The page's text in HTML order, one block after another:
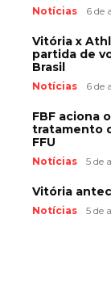
Notícias 6 de
Vitória x
partida de
Brasil
Notícias 6 de
FBF aciona
tratamento
FFU
Notícias 5 de
Vitória
Notícias 5 de